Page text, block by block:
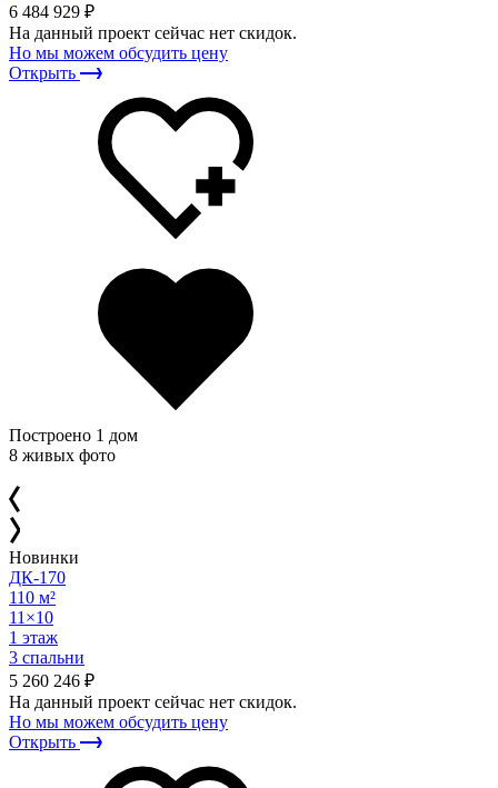
6 484 929 ₽
На данный проект сейчас нет скидок.
Но мы можем обсудить цену
Открыть
Построено 1 дом
8 живых фото
Новинки
ДК-170
110 м²
11×10
1 этаж
3 спальни
5 260 246 ₽
На данный проект сейчас нет скидок.
Но мы можем обсудить цену
Открыть